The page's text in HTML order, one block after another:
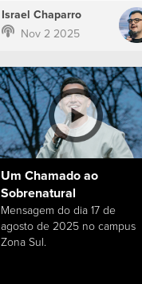
Israel Chaparro
Nov 2 2025
Um Chamado ao
Sobrenatural
Mensagem do dia 17 de
agosto de 2025 no campus
Zona Sul.